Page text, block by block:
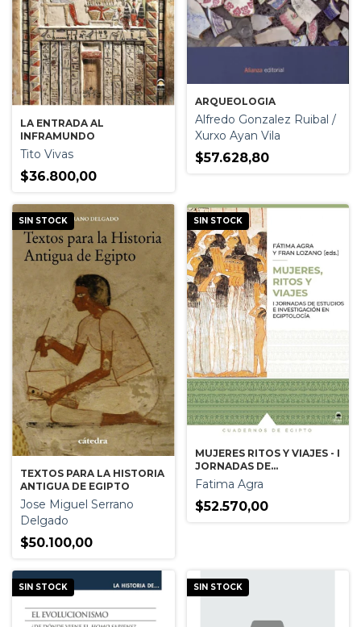
LA ENTRADA AL
INFRAMUNDO
Tito Vivas
$36.800,00
ARQUEOLOGIA
Alfredo Gonzalez Ruibal /
Xurxo Ayan Vila
$57.628,80
SIN STOCK
TEXTOS PARA LA HISTORIA
ANTIGUA DE EGIPTO
Jose Miguel Serrano
Delgado
$50.100,00
SIN STOCK
MUJERES RITOS Y VIAJES - I
JORNADAS DE
EGIPTOLOGIA
Fatima Agra
$52.570,00
SIN STOCK SIN STOCK